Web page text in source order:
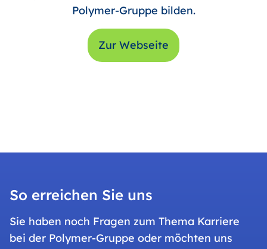
Polymer-Gruppe bilden.
Zur Webseite
So erreichen Sie uns
Sie haben noch Fragen zum Thema Karriere
bei der Polymer-Gruppe oder möchten uns